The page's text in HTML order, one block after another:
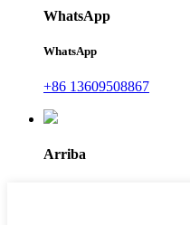
WhatsApp
WhatsApp
+86 13609508867
Arriba